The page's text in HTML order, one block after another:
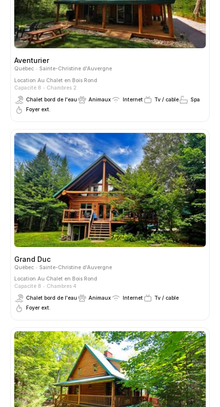
Aventurier
Québec
Sainte-Christine d'Auvergne
Location Au Chalet en Bois Rond
Capacité 8
Chambres 2
Chalet bord de l'eau
Animaux Internet Tv / cable
Spa
Foyer ext.
Grand Duc
Québec
Sainte-Christine d'Auvergne
Location Au Chalet en Bois Rond
Capacité 8
Chambres 4
Chalet bord de l'eau
Animaux Internet
Tv / cable
Foyer ext.